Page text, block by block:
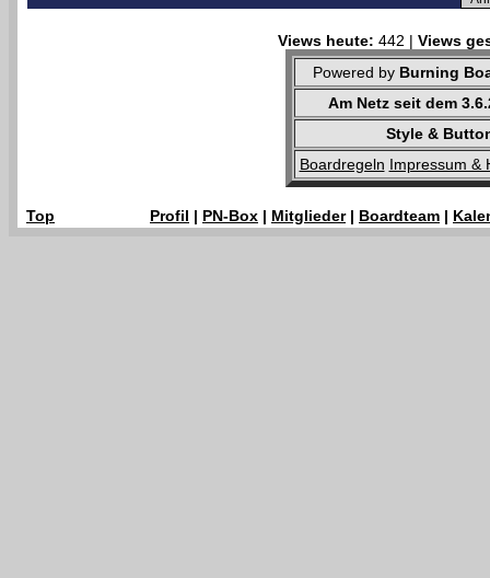
Views heute: 442 | Views
Powered by Burning
Am Netz seit dem
Style &
Boardregeln Impressum &
Top Profil | PN-Box | Mitglieder| Boardteam |